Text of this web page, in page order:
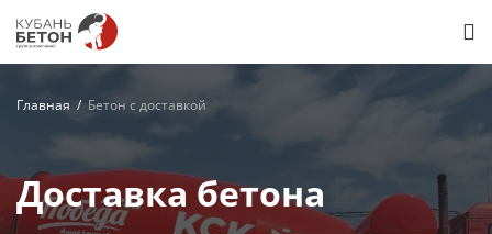
Главная Бетон с доставкой
Доставка бетона